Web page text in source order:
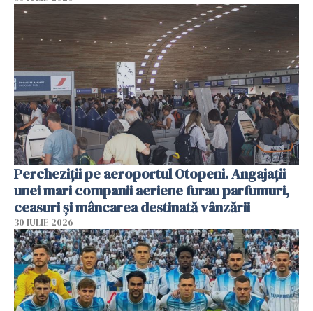
Percheziții pe aeroportul Otopeni. Angajații
unei mari companii aeriene furau parfumuri,
ceasuri și mâncarea destinată vânzării
30 IULIE 2026